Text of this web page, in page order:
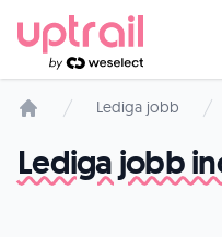
Lediga jobb
Lediga jobb